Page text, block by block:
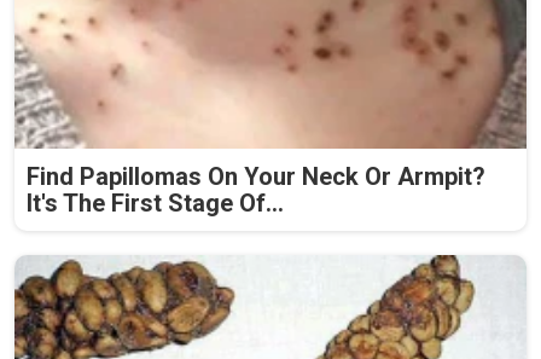
Find Papillomas On Your Neck Or Armpit?
It's The First Stage Of...